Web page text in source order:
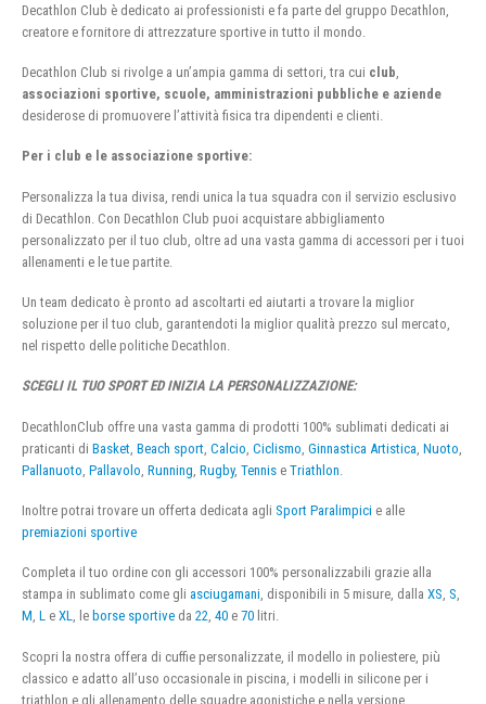
Decathlon Club è dedicato ai professionisti e fa parte del gruppo Decathlon,
creatore e fornitore di attrezzature sportive in tutto il mondo.
Decathlon Club si rivolge a un’ampia gamma di settori, tra cui club
associazioni sportive, scuole, amministrazioni pubbliche e aziende
desiderose di promuovere l’attività fisica tra dipendenti e clienti.
Per i club e le associazione sportive:
Personalizza la tua divisa, rendi unica la tua squadra con il servizio esclusivo
di Decathlon. Con Decathlon Club puoi acquistare abbigliamento
personalizzato per il tuo club, oltre ad una vasta gamma di accessori per i tuoi
allenamenti e le tue partite.
Un team dedicato è pronto ad ascoltarti ed aiutarti a trovare la miglior
soluzione per il tuo club, garantendoti la miglior qualità prezzo sul mercato,
nel rispetto delle politiche Decathlon.
SCEGLI IL TUO SPORT ED INIZIA LA PERSONALIZZAZIONE:
DecathlonClub offre una vasta gamma di prodotti 100% sublimati dedicati ai
praticanti di Basket Beach sport Calcio Ciclismo Ginnastica Artistica Nuoto
Pallanuoto Pallavolo Running Rugby, Tennis e Triathlon
Inoltre potrai trovare un offerta dedicata agli Sport Paralimpici e alle
premiazioni sportive
Completa il tuo ordine con gli accessori 100% personalizzabili grazie alla
stampa in sublimato come gli asciugamani, disponibili in 5 misure, dalla XS, S,
M, L e XL, le borse sportive da 22, 40 e 70 litri.
Scopri la nostra offera di cuffie personalizzate, il modello in poliestere, più
classico e adatto all’uso occasionale in piscina, i modelli in silicone per i
triathlon e gli allenamento delle squadre agonistiche e nella versione